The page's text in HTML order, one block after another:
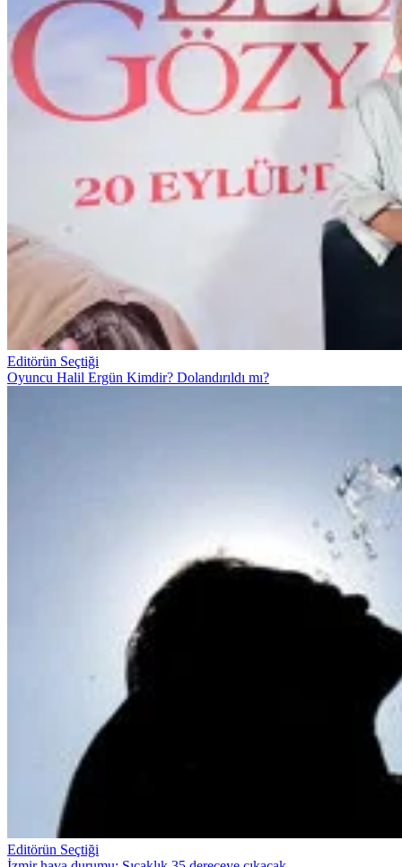
Editörün Seçtiği
Oyuncu Halil Ergün Kimdir? Dolandırıldı mı?
Editörün Seçtiği